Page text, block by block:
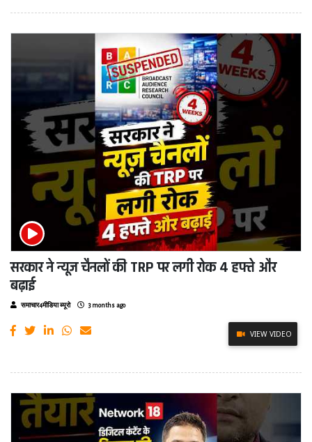
सरकार ने न्यूज चैनलों की TRP पर लगी रोक 4 हफ्ते और
बढ़ाई
समाचार4मीडिया ब्यूरो 3 months ago
VIEW VIDEO